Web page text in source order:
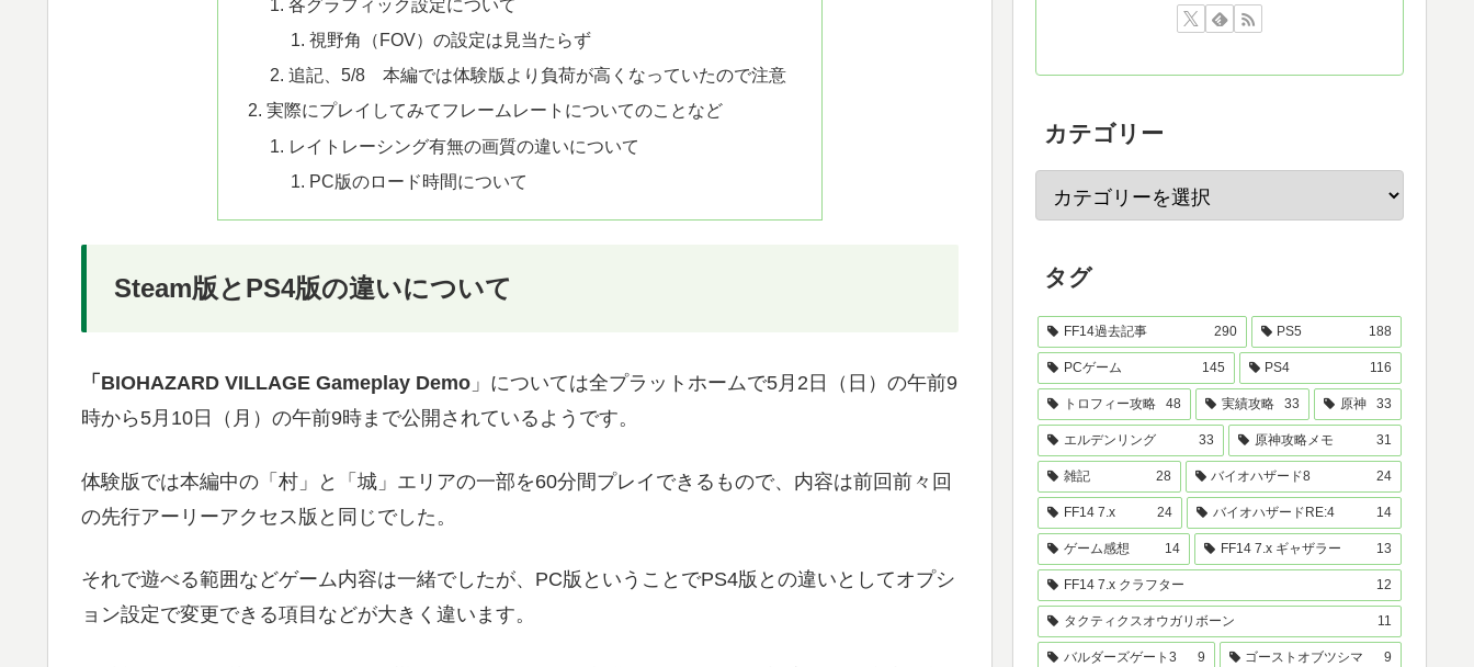
各グラフィック設定について
視野角（FOV）の設定は見当たらず
追記、5/8 本編では体験版より負荷が高くなっていたので注意
実際にプレイしてみてフレームレートについてのことなど
レイトレーシング有無の画質の違いについて
PC版のロード時間について
Steam版とPS4版の違いについて
「BIOHAZARD VILLAGE Gameplay Demo 」については全プラットホームで5月2日（日）の午前9
時から5月10日（月）の午前9時まで公開されているようです。
体験版では本編中の「村」と「城」エリアの一部を60分間プレイできるもので、内容は前回前々回
の先行アーリーアクセス版と同じでした。
それで遊べる範囲などゲーム内容は一緒でしたが、PC版ということでPS4版との違いとしてオプシ
ョン設定で変更できる項目などが大きく違います。
カテゴリー
タグ
FF14過去記事 290 PS5 188
PCゲーム 145 PS4 116
トロフィー攻略 48 実績攻略 33 原神 33
エルデンリング 33 原神攻略メモ 31
雑記 28 バイオハザード8 24
FF14 7.x 24 バイオハザードRE:4 14
ゲーム感想 14 FF14 7.x ギャザラー 13
FF14 7.x クラフター 12
タクティクスオウガリボーン 11
バルダーズゲート3 9 ゴーストオブツシマ 9